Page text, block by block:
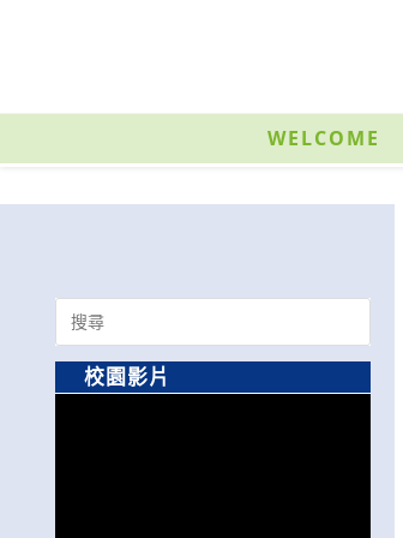
內
WELCOME
Search
for:
校園影片